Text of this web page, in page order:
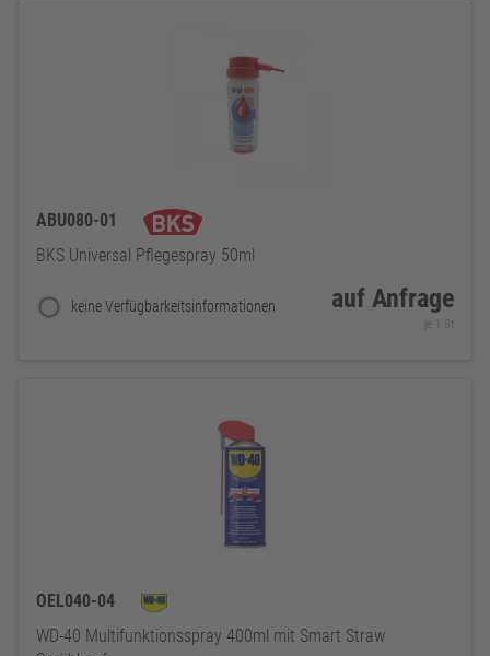
ABU080-01
BKS Universal Pflegespray 50ml
keine Verfügbarkeitsinformationen auf Anfrage
je 1 St
OEL040-04
WD-40 Multifunktionsspray 400ml mit Smart Straw